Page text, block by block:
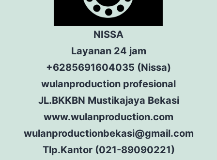
NISSA
Layanan 24 jam
+6285691604035 (Nissa)
wulanproduction profesional
JL.BKKBN Mustikajaya Bekasi
www.wulanproduction.com
wulanproductionbekasi@gmail.com
Tlp.Kantor (021-89090221)